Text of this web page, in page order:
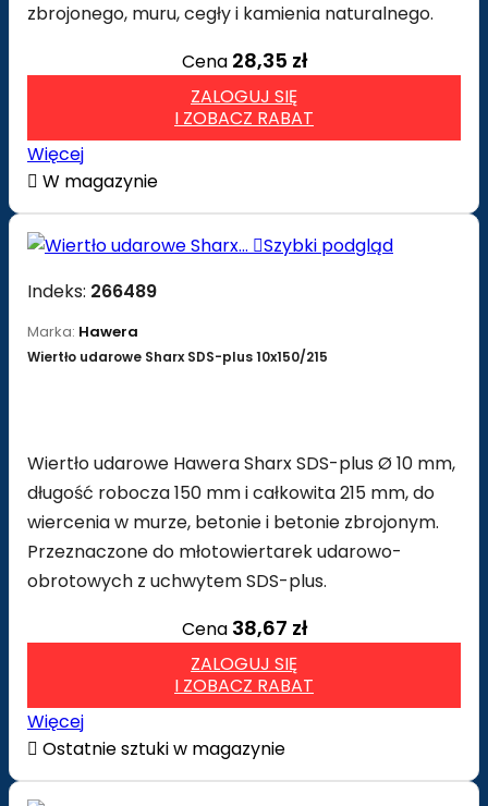
zbrojonego, muru, cegły i kamienia naturalnego.
Cena 28,35 zł
ZALOGUJ SIĘ
I ZOBACZ RABAT
Więcej
 W magazynie
Szybki podgląd
Indeks: 266489
Marka: Hawera
Wiertło udarowe Sharx SDS-plus 10x150/215
Wiertło udarowe Hawera Sharx SDS-plus Ø 10 mm,
długość robocza 150 mm i całkowita 215 mm, do
wiercenia w murze, betonie i betonie zbrojonym.
Przeznaczone do młotowiertarek udarowo-
obrotowych z uchwytem SDS-plus.
Cena 38,67 zł
ZALOGUJ SIĘ
I ZOBACZ RABAT
Więcej
 Ostatnie sztuki w magazynie